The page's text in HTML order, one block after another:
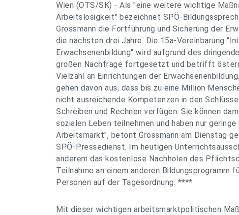
Wien (OTS/SK) - Als "eine weitere wichtige
Arbeitslosigkeit" bezeichnet SPÖ-
Grossmann die Fortführung und Sicherung der
die nächsten drei Jahre. Die 15a-Vereinbarung
Erwachsenenbildung" wird aufgrund des
großen Nachfrage fortgesetzt und betrifft
Vielzahl an Einrichtungen der
gehen davon aus, dass bis zu eine Million
nicht ausreichende Kompetenzen in den
Schreiben und Rechnen verfügen. Sie können
sozialen Leben teilnehmen und haben nur geringe
Arbeitsmarkt", betont Grossmann am Dienstag
SPÖ-Pressedienst. Im heutigen
anderem das kostenlose Nachholen des
Teilnahme an einem anderen Bildungsprogramm
Personen auf der Tagesordnung. ****
Mit dieser wichtigen arbeitsmarktpolitischen